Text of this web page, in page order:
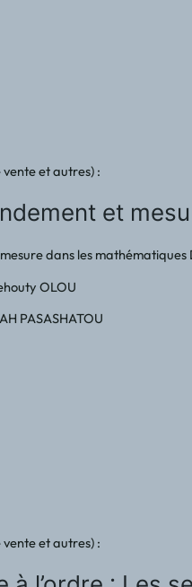
et autres) :
et
dans les
OLOU
PASASHATOU
et autres) :